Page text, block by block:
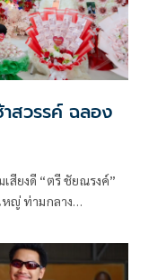
ค์ ฉลอง
สียงดี “ตรี ชัยณรงค์”
ญ่ ท่ามกลาง